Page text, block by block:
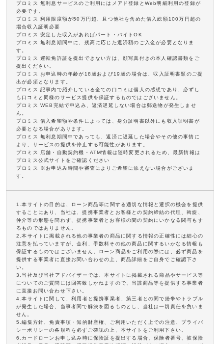
プロミス 無利息サービスのご利用にはメアド登録とWeb明細利用の登録が
必要です。
プロミス 利用限度額が50万円超、且つ他社を含めた借入総額100万円超の
場合収入証明必要
プロミス 安定した収入があればパート・バイトOK
プロミス 無利息期間中に、残高に応じた返済額のご入金が必要となりま
す。
プロミス 運転免許証を提出できない方は、顔写真付きの本人確認書類をご
提出ください。
プロミス お申込時の年齢が18歳および19歳の場合は、収入証明書類のご提
出が必須となります。
プロミス 記事内で紹介している全ての口コミは個人の感想であり、必ずし
も口コミと同様のサービス提供を保証するものではございません。
プロミス WEB完結で申込み、返済遅延しない場合は郵送物が発生しませ
ん。
プロミス 借入希望額や条件によっては、身分証明書以外にも収入証明書が
必要となる場合があります。
プロミス 無利息期間中であっても、返済に遅延した場合やその他の事情に
より、サービスの提供を停止する可能性があります。
プロミス 店舗・自動契約機・ATM情報は随時変更されるため、最新情報は
プロミス公式サイトをご確認ください
プロミス ※お申込み時間や審査によりご希望に添えない場合がございま
す。
1.本サイトの目的は、ローン商品等に関する適切な情報と選択の機会を提供
することにあり、当社は、提携事業者とお客様との契約締結の代理、斡旋、
仲介等の形態を問わず、提携事業者とお客様の間の契約にいかなる関与もす
るものではありません。
2.本サイトに掲載される他の事業者の商品に関する情報の正確性には細心の
注意を払っていますが、金利、手数料その他の商品に関するいかなる情報も
保証するものではございません。ローン商品をご利用の際には、必ず商品を
提供する事業者に直接お問い合わせの上、商品詳細をご自身でご確認下さ
い。
3.当社及び当社アドバイザーでは、本サイトに掲載される商品やサービス等
についてのご質問には回答致しかねますので、当該商品等を提供する事業者
に直接お問い合わせ下さい。
4.本サイトに関して、利用者と提携事業者、第三者との間で紛争やトラブル
が発生した場合、当事者間で解決を図るものとし、当社は一切責任を負いま
せん。
5.編集方針、免責事項・知的財産権、ご利用いただく上での注意、プライバ
シーポリシーの各規程を必ずご確認の上、本サイトをご利用下さい。
6.カードローンお申し込み時に保険証を提出する場合、保険者番号、被保険